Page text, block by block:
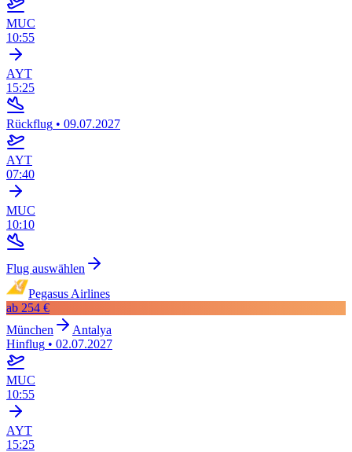
MUC
10:55
AYT
15:25
Rückflug • 09.07.2027
AYT
07:40
MUC
10:10
Flug auswählen
Pegasus Airlines
ab 254 €
München
Antalya
Hinflug • 02.07.2027
MUC
10:55
AYT
15:25